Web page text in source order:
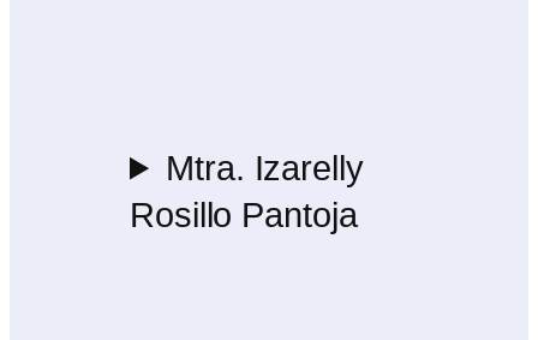
Mtra. Izarelly
Rosillo Pantoja